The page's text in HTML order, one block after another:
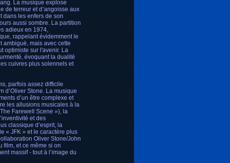
La musique explose
de terreur et d’angoisse aux
dans les enfers de son
aussi sombre. La partition
adieux en 1974,
rappelant évidemment le
ambiguë, mais avec cette
optimiste sur l'avenir. La
évoquant la dualité
cuivres plus solennels et
parfois assez difficile
d’Oliver Stone. La musique
d’un être complexe et
les allusions musicales à la
Farewell Scene »), la
et des
classique d’esprit, la
« JFK » et le caractère plus
Oliver Stone/John
film, et ce même si on
massif - tout à l’image du